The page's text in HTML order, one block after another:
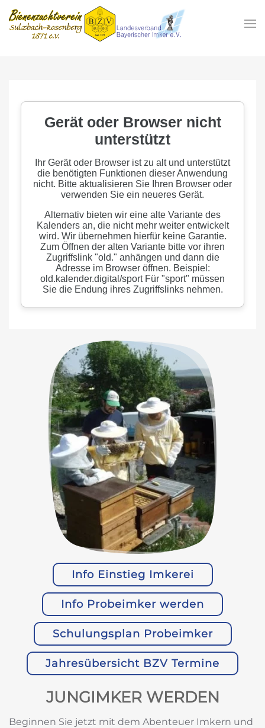
Zum Hauptinhalt springen
In der
Imkern
Info Einstieg Imkerei
Info Probeimker werden
Schulungsplan Probeimker
Jahresübersicht BZV Termine
JUNGIMKER WERDEN
Beginnen Sie jetzt mit dem Abenteuer Imkern und